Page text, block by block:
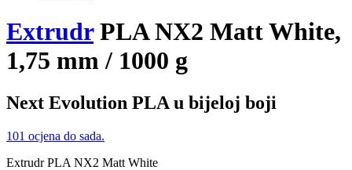
ExtrudrPLA NX2 Matt White,
1,75 mm / 1000 g
Next Evolution PLA u bijeloj boji
101 ocjena do sada.
Extrudr PLA NX2 Matt White